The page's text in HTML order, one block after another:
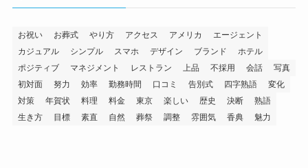
お祝い お葬式 やり方 アクセス アメリカ
エージェント
カジュアル
シンプル スマホ デザイン ブランド
ホテル
ポジティブ
マネジメント レストラン 上品 不採用 会話
写真
初対面
努力 効率 勤務時間 口コミ 告別式 四字熟語
変化
対策
年賀状 料理 料金 東京 楽しい 歴史 決断
熟語
生き方
目標 素直 自然 葬祭 調整 雰囲気 香典 魅力